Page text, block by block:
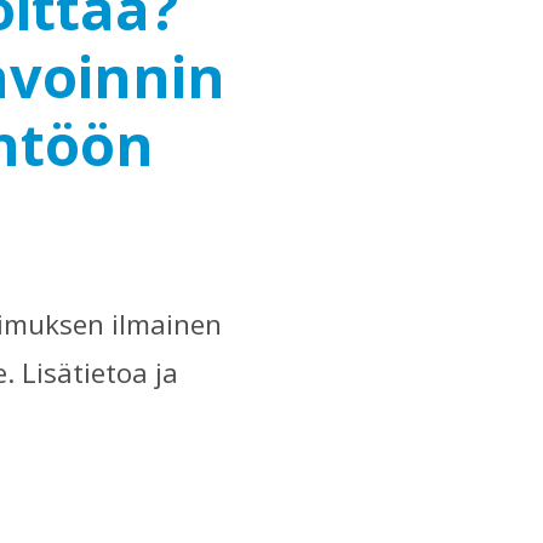
ilmainen
Lisätietoa ja